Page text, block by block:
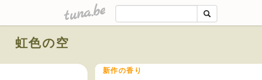
tuna.be
虹色の空
新作の香り